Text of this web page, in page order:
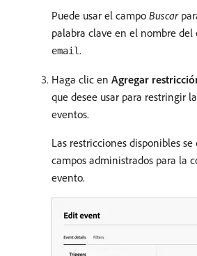
Puede usar el campo Buscar
palabra clave en el nombre del
email.
Haga clic en Agregar
que desee usar para restringir
eventos.
Las restricciones disponibles
campos administrados para la
evento.